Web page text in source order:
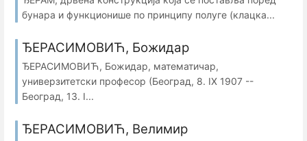
бунара и функционише по принципу полуге (клацка...
ЂЕРАСИМОВИЋ, Божидар
ЂЕРАСИМОВИЋ, Божидар, математичар,
универзитетски професор (Београд, 8. IX 1907 --
Београд, 13. I...
ЂЕРАСИМОВИЋ, Велимир